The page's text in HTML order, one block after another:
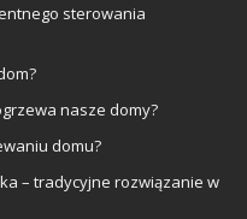
sterowania
nasze domy?
domu?
– tradycyjne rozwiązanie w